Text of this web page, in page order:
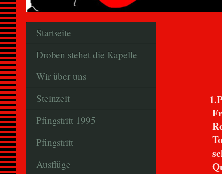
Frank
Startseite
Droben stehet die Kapelle
Wir über uns
Steinzeit
Pfingstritt 1995
Pfingstritt
Ausflüge